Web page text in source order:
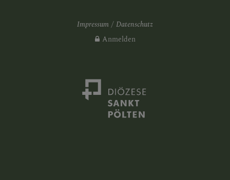
Impressum
Datenschutz
Anmelden